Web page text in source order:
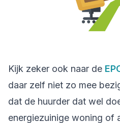
Kijk zeker ook naar de
daar zelf niet zo mee
dat de huurder dat wel
energiezuinige woning of